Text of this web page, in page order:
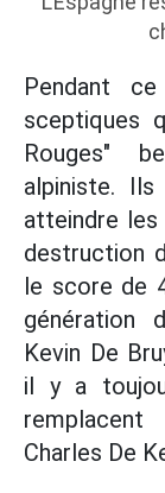
Pendant
sceptiques
Rouges"
alpiniste.
atteindre
destruction
le score de
génération
Kevin De
il y a
Charles De